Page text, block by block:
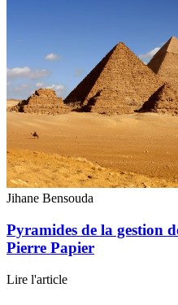
Jihane Bensouda
Pyramides de la gestion
Pierre Papier
Lire l'article